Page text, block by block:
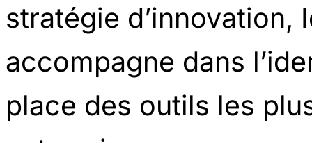
stratégie d’innovation,
accompagne dans
place des outils les